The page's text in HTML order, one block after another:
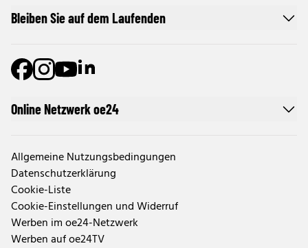
Online Netzwerk oe24
Allgemeine Nutzungsbedingungen
Datenschutzerklärung
Cookie-Liste
Cookie-Einstellungen und Widerruf
Werben im oe24-Netzwerk
Werben auf oe24TV
Bleiben Sie auf dem Laufenden